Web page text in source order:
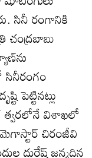
సినీ రంగానికి
చంద్రబాబు
సినీరంగం
పెట్టినట్లు
త్వరలోనే విశాఖలో
మెగాస్టార్ చిరంజీవి
దుర్గేష్ జన్మదిన